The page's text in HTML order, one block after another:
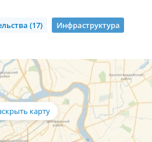
(17)
Инфраструктура